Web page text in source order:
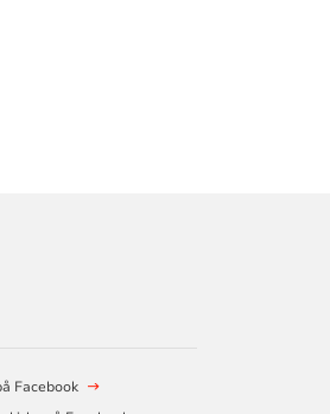
Facebook